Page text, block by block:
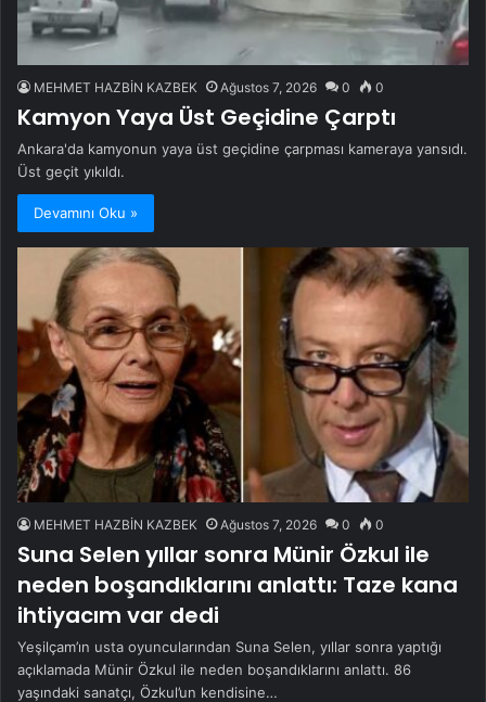
MEHMET HAZBİN KAZBEK Ağustos 7, 2026 0 0
Kamyon Yaya Üst Geçidine Çarptı
Ankara'da kamyonun yaya üst geçidine çarpması kameraya yansıdı.
Üst geçit yıkıldı.
Devamını Oku »
MEHMET HAZBİN KAZBEK Ağustos 7, 2026 0 0
Suna Selen yıllar sonra Münir Özkul ile
neden boşandıklarını anlattı: Taze kana
ihtiyacım var dedi
Yeşilçam’ın usta oyuncularından Suna Selen, yıllar sonra yaptığı
açıklamada Münir Özkul ile neden boşandıklarını anlattı. 86
yaşındaki sanatçı, Özkul’un kendisine…